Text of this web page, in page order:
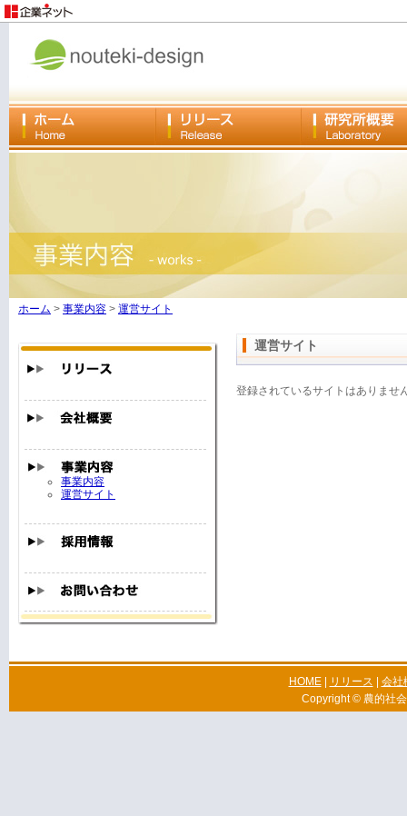
ホーム > 事業内容 > 運営サイト
事業内容
運営サイト
運営サイト
登録されているサイトはありませ
HOME| リリース
会社
Copyright © 農的社